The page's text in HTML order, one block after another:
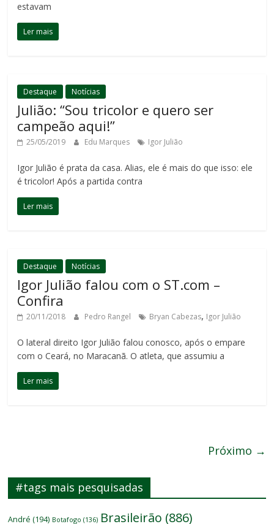
estavam
Ler mais
Destaque Notícias
Julião: “Sou tricolor e quero ser
campeão aqui!”
25/05/2019 Edu Marques Igor Julião
Igor Julião é prata da casa. Alias, ele é mais do que isso: ele
é tricolor! Após a partida contra
Ler mais
Destaque Notícias
Igor Julião falou com o ST.com –
Confira
20/11/2018 Pedro Rangel Bryan Cabezas, Igor Julião
O lateral direito Igor Julião falou conosco, após o empare
com o Ceará, no Maracanã. O atleta, que assumiu a
Ler mais
Próximo →
#tags mais pesquisadas
André (194) Botafogo (136) Brasileirão (886)